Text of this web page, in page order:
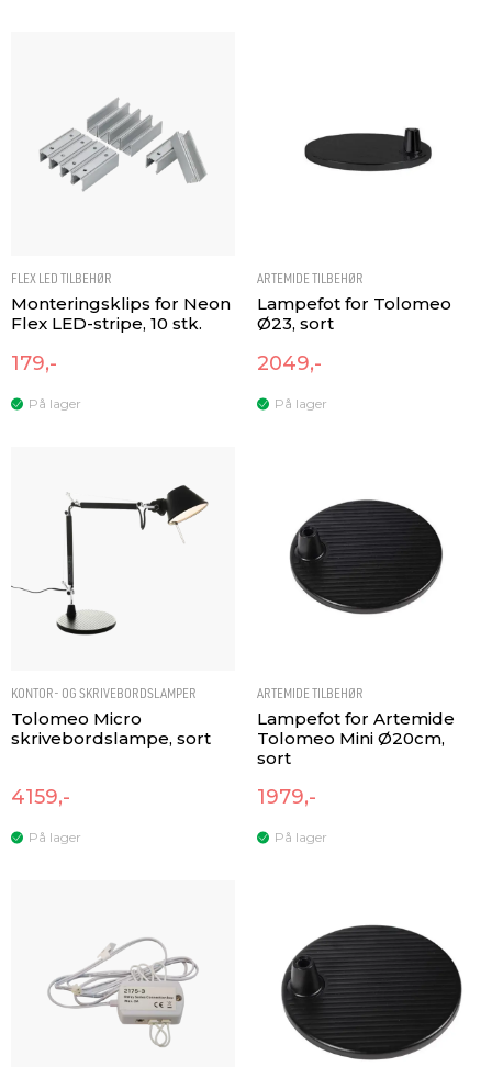
FLEX LED TILBEHØR
Monteringsklips for Neon
Flex LED-stripe, 10 stk.
179,-
På lager
ARTEMIDE TILBEHØR
Lampefot for Tolomeo
Ø23, sort
2049,-
På lager
KONTOR- OG SKRIVEBORDSLAMPER
Tolomeo Micro
skrivebordslampe, sort
4159,-
På lager
ARTEMIDE TILBEHØR
Lampefot for Artemide
Tolomeo Mini Ø20cm,
sort
1979,-
På lager